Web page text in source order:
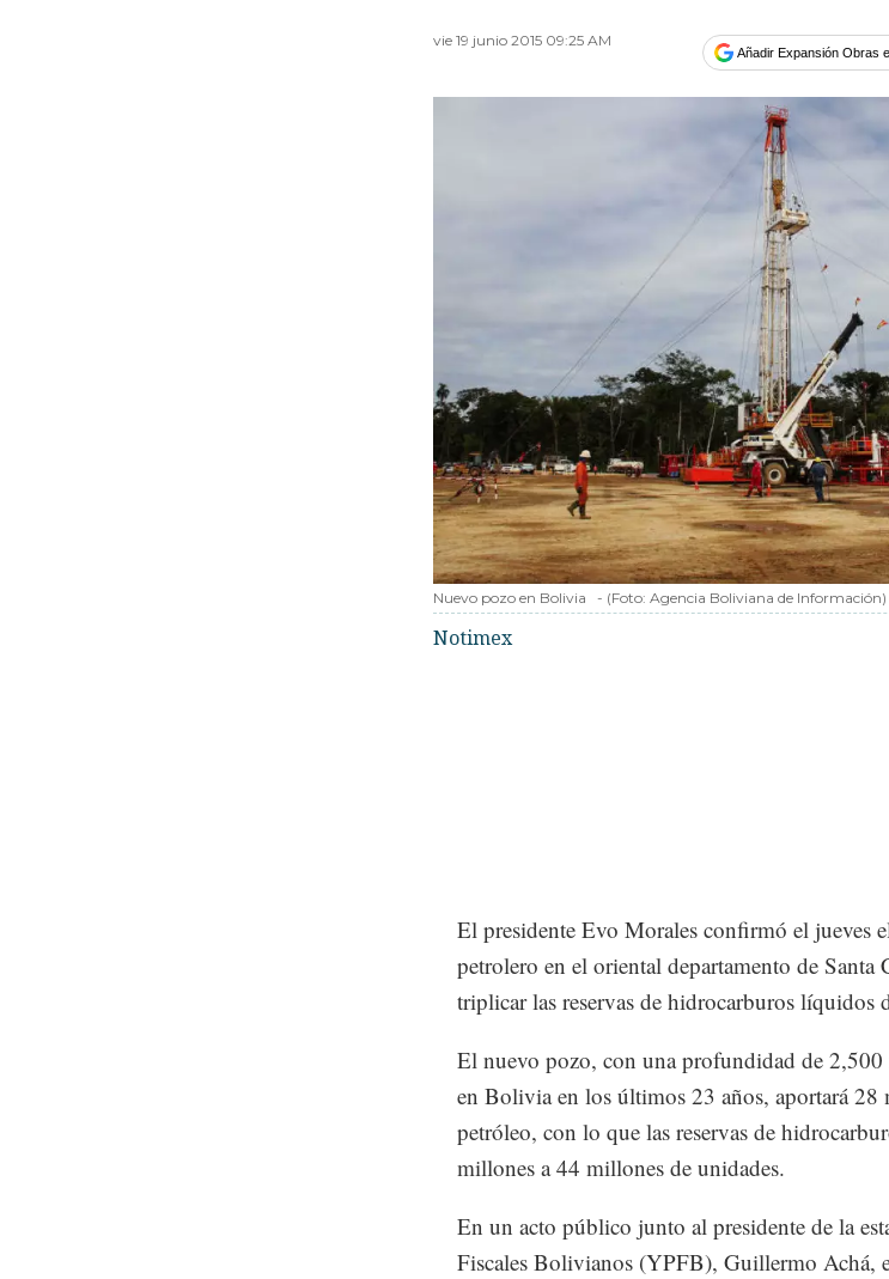
vie 19 junio 2015 09:25 AM
Añadir Expansión Obras
Nuevo pozo en Bolivia - (Foto: Agencia Boliviana de Información)
Notimex
El presidente Evo Morales confirmó el jueves
petrolero en el oriental departamento de Santa
triplicar las reservas de hidrocarburos líquidos
El nuevo pozo, con una profundidad de
en Bolivia en los últimos 23 años, aportará 28
petróleo, con lo que las reservas de
millones a 44 millones de unidades.
En un acto público junto al presidente de la
Fiscales Bolivianos (YPFB), Guillermo Achá,